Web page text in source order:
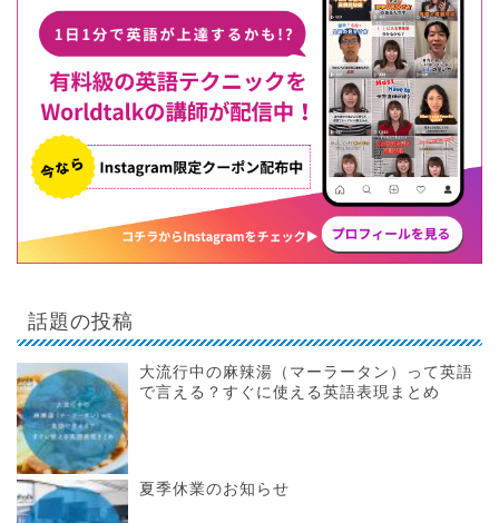
話題の投稿
大流行中の麻辣湯（マーラータン）って英語
で言える？すぐに使える英語表現まとめ
夏季休業のお知らせ